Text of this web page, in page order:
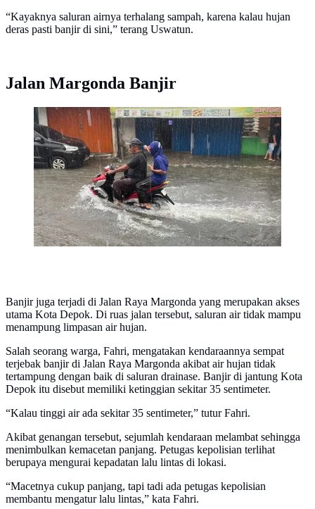
“Kayaknya saluran airnya terhalang sampah, karena kalau hujan
deras pasti banjir di sini,” terang Uswatun.
Jalan Margonda Banjir
Pengendara sepeda motor melintas banjir di Jalan
Keadilan Raya, Depok. (Liputan6.com/Dicky Agung
Prihanto)
Banjir juga terjadi di Jalan Raya Margonda yang merupakan akses
utama Kota Depok. Di ruas jalan tersebut, saluran air tidak mampu
menampung limpasan air hujan.
Salah seorang warga, Fahri, mengatakan kendaraannya sempat
terjebak banjir di Jalan Raya Margonda akibat air hujan tidak
tertampung dengan baik di saluran drainase. Banjir di jantung Kota
Depok itu disebut memiliki ketinggian sekitar 35 sentimeter.
“Kalau tinggi air ada sekitar 35 sentimeter,” tutur Fahri.
Akibat genangan tersebut, sejumlah kendaraan melambat sehingga
menimbulkan kemacetan panjang. Petugas kepolisian terlihat
berupaya mengurai kepadatan lalu lintas di lokasi.
“Macetnya cukup panjang, tapi tadi ada petugas kepolisian
membantu mengatur lalu lintas,” kata Fahri.